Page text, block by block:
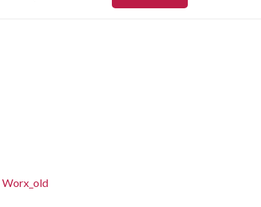
Worx_old